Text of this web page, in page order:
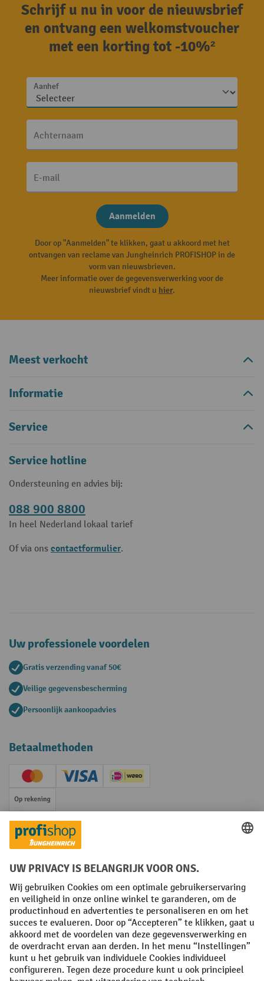
Schrijf u nu in voor de nieuwsbrief
en ontvang een welkomstvoucher
met een korting tot -10%²
Aanhef
Achternaam
E-mail
Aanmelden
Door op "Aanmelden" te klikken, gaat u akkoord met het
ontvangen van reclame van Jungheinrich PROFISHOP in de
vorm van nieuwsbrieven.
Meer informatie over de gegevensverwerking voor de
nieuwsbrief vindt u hier.
Meest verkocht
Informatie
Service
Service hotline
Ondersteuning en advies bij:
088 900 8800
In heel Nederland lokaal tarief
Of via ons contactformulier.
Uw professionele voordelen
Gratis verzending vanaf 50€
Veilige gegevensbescherming
Persoonlijk aankoopadvies
Betaalmethoden
Creditcard (Master)Creditcard (Visa)iDEAL | Wero
Op rekening
Sociale netwerken
Facebook
YouTube
LinkedIn
Instagram
Algemene leveringsvoorwaarden Copyright
Privacyverklaring Privacy Instellingen
All prices excl. VAT plusshipping costsand possible delivery charges,